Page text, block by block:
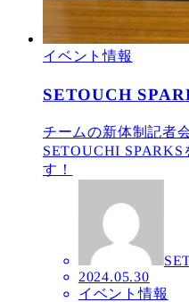
イベント情報
SETOUCH
チームの新体制記者
SETOUCHI SPARKS
す！
2024.05.30
イベント情報